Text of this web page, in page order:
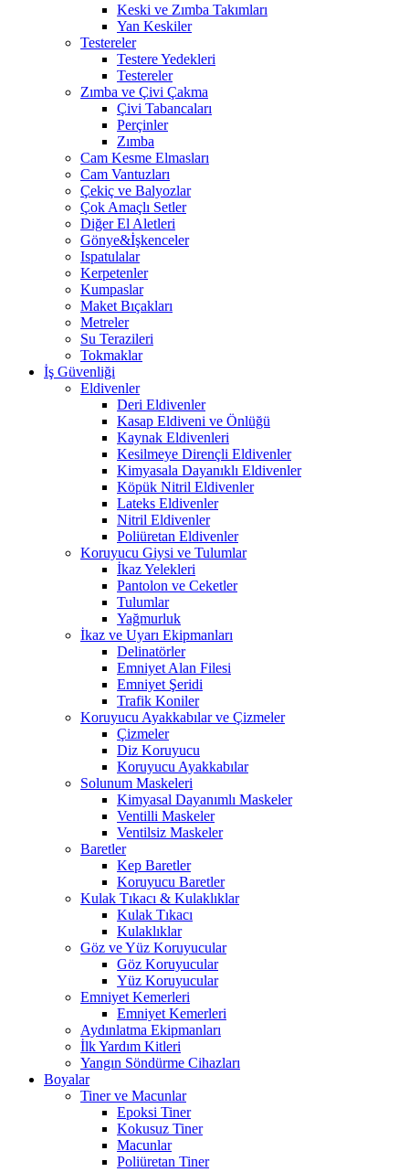
Keski ve Zımba Takımları
Yan Keskiler
Testereler
Testere Yedekleri
Testereler
Zımba ve Çivi Çakma
Çivi Tabancaları
Perçinler
Zımba
Cam Kesme Elmasları
Cam Vantuzları
Çekiç ve Balyozlar
Çok Amaçlı Setler
Diğer El Aletleri
Gönye&İşkenceler
Ispatulalar
Kerpetenler
Kumpaslar
Maket Bıçakları
Metreler
Su Terazileri
Tokmaklar
İş Güvenliği
Eldivenler
Deri Eldivenler
Kasap Eldiveni ve Önlüğü
Kaynak Eldivenleri
Kesilmeye Dirençli Eldivenler
Kimyasala Dayanıklı Eldivenler
Köpük Nitril Eldivenler
Lateks Eldivenler
Nitril Eldivenler
Poliüretan Eldivenler
Koruyucu Giysi ve Tulumlar
İkaz Yelekleri
Pantolon ve Ceketler
Tulumlar
Yağmurluk
İkaz ve Uyarı Ekipmanları
Delinatörler
Emniyet Alan Filesi
Emniyet Şeridi
Trafik Koniler
Koruyucu Ayakkabılar ve Çizmeler
Çizmeler
Diz Koruyucu
Koruyucu Ayakkabılar
Solunum Maskeleri
Kimyasal Dayanımlı Maskeler
Ventilli Maskeler
Ventilsiz Maskeler
Baretler
Kep Baretler
Koruyucu Baretler
Kulak Tıkacı & Kulaklıklar
Kulak Tıkacı
Kulaklıklar
Göz ve Yüz Koruyucular
Göz Koruyucular
Yüz Koruyucular
Emniyet Kemerleri
Emniyet Kemerleri
Aydınlatma Ekipmanları
İlk Yardım Kitleri
Yangın Söndürme Cihazları
Boyalar
Tiner ve Macunlar
Epoksi Tiner
Kokusuz Tiner
Macunlar
Poliüretan Tiner